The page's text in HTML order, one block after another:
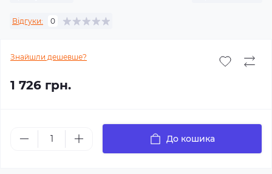
Відгуки: 0
Знайшли дешевше?
1 726 грн.
До кошика